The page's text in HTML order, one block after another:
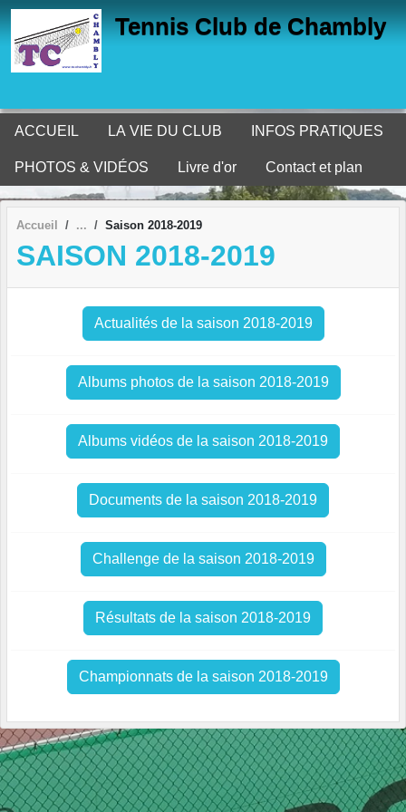
Tennis Club de Chambly
ACCUEIL LA VIE DU CLUB INFOS PRATIQUES
PHOTOS & VIDÉOS Livre d'or Contact et plan
Accueil Saison 2018-2019
SAISON 2018-2019
Actualités de la saison 2018-2019
Albums photos de la saison 2018-2019
Albums vidéos de la saison 2018-2019
Documents de la saison 2018-2019
Challenge de la saison 2018-2019
Résultats de la saison 2018-2019
Championnats de la saison 2018-2019
Panneau de gestion des cookies